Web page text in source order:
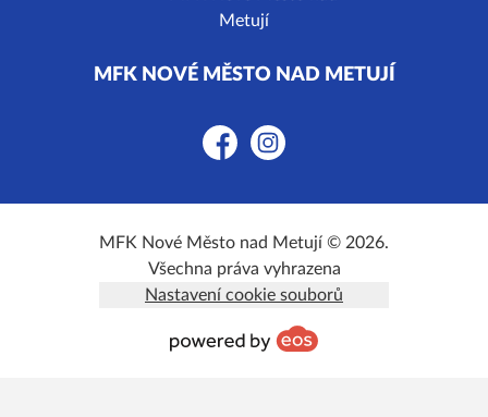
MFK NOVÉ MĚSTO NAD METUJÍ
FacebookInstagram
MFK Nové Město nad Metují © 2026.
Všechna práva vyhrazena
Nastavení cookie souborů